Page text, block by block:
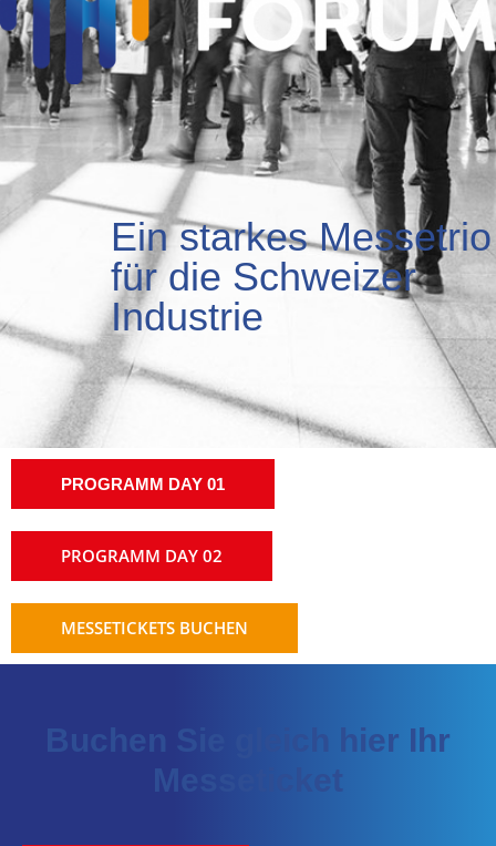
Ein starkes Messetrio
für die Schweizer
Industrie
PROGRAMM DAY 01
PROGRAMM DAY 02
MESSETICKETS BUCHEN
Buchen Sie gleich hier Ihr
Messeticket